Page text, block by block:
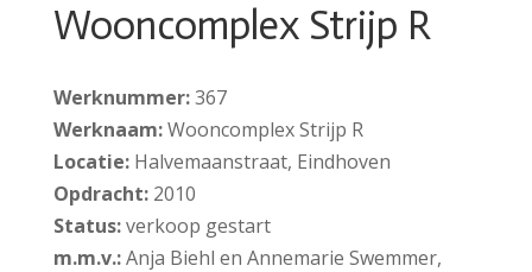
Wooncomplex Strijp R
Werknummer:367
Werknaam:Wooncomplex Strijp R
Locatie:Halvemaanstraat, Eindhoven
Opdracht:2010
Status:verkoop gestart
m.m.v.:Anja Biehl en Annemarie Swemmer,